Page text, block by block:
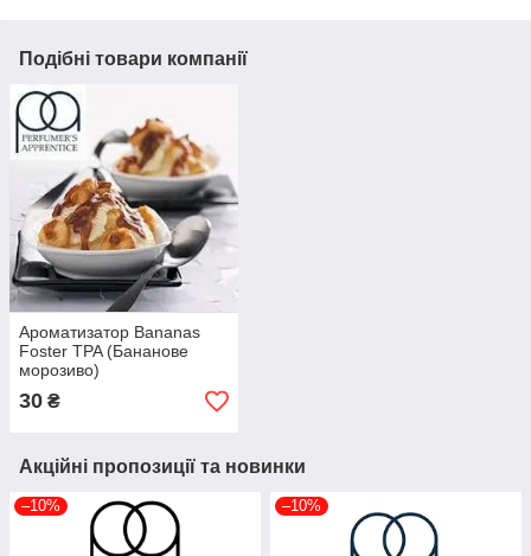
Подібні товари компанії
Ароматизатор Bananas
Foster TPA (Бананове
морозиво)
30 ₴
Акційні пропозиції та новинки
–10% –10%